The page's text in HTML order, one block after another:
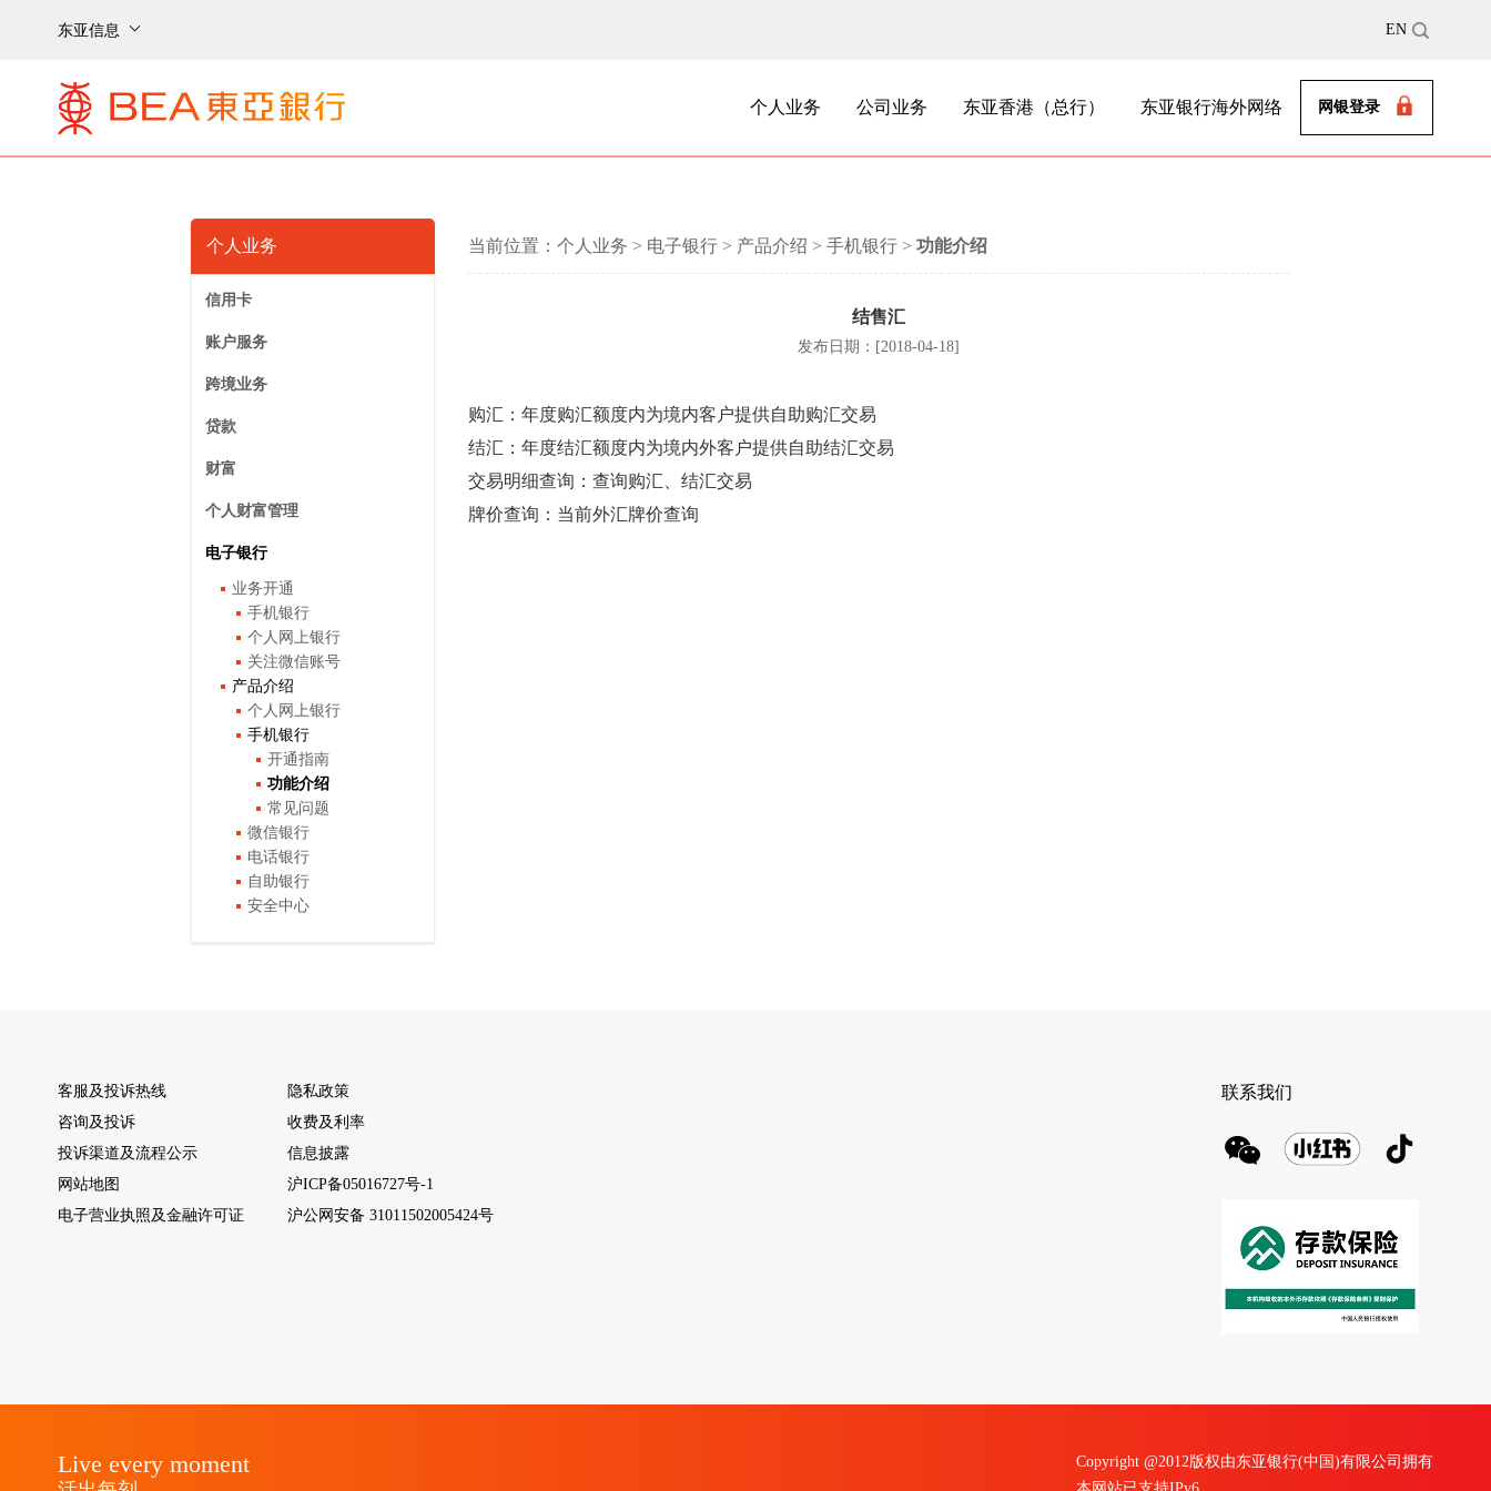
东亚信息 EN
个人业务 公司业务 东亚香港（总行） 东亚银行海外网络 网银登录
个人业务
信用卡
账户服务
跨境业务
贷款
财富
个人财富管理
电子银行
业务开通
手机银行
个人网上银行
关注微信账号
产品介绍
个人网上银行
手机银行
开通指南
功能介绍
常见问题
微信银行
电话银行
自助银行
安全中心
当前位置： 个人业务 > 电子银行 > 产品介绍 > 手机银行 > 功能介绍
结售汇
发布日期：[2018-04-18]
购汇：年度购汇额度内为境内客户提供自助购汇交易
结汇：年度结汇额度内为境内外客户提供自助结汇交易
交易明细查询：查询购汇、结汇交易
牌价查询：当前外汇牌价查询
客服及投诉热线
咨询及投诉
投诉渠道及流程公示
网站地图
电子营业执照及金融许可证
隐私政策
收费及利率
信息披露
沪ICP备05016727号-1
沪公网安备 31011502005424号
联系我们
Live every moment
Copyright @2012版权由东亚银行(中国)有限公司拥有